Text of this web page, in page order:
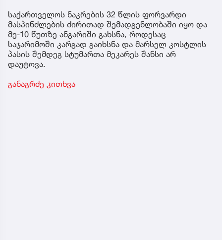
საქართველოს ნაკრების 32 წლის ფორვარდი
მასპინძლების ძირითად შემადგენლობაში იყო და
მე-10 წუთზე ანგარიში გახსნა, როდესაც
საჯარიმოში კარგად გაიხსნა და მარსელ კოსტლის
პასის შემდეგ სტუმართა მეკარეს შანსი არ
დაუტოვა.
განაგრძე კითხვა